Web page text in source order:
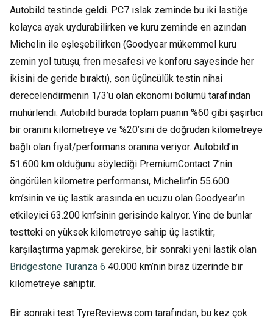
Autobild testinde geldi. PC7 ıslak zeminde bu iki lastiğe
kolayca ayak uydurabilirken ve kuru zeminde en azından
Michelin ile eşleşebilirken (Goodyear mükemmel kuru
zemin yol tutuşu, fren mesafesi ve konforu sayesinde her
ikisini de geride bıraktı), son üçüncülük testin nihai
derecelendirmenin 1/3’ü olan ekonomi bölümü tarafından
mühürlendi. Autobild burada toplam puanın %60 gibi şaşırtıcı
bir oranını kilometreye ve %20’sini de doğrudan kilometreye
bağlı olan fiyat/performans oranına veriyor. Autobild’in
51.600 km olduğunu söylediği PremiumContact 7’nin
öngörülen kilometre performansı, Michelin’in 55.600
km’sinin ve üç lastik arasında en ucuzu olan Goodyear’ın
etkileyici 63.200 km’sinin gerisinde kalıyor. Yine de bunlar
testteki en yüksek kilometreye sahip üç lastiktir;
karşılaştırma yapmak gerekirse, bir sonraki yeni lastik olan
Bridgestone Turanza 6 40.000 km’nin biraz üzerinde bir
kilometreye sahiptir.
Bir sonraki test TyreReviews.com tarafından, bu kez çok